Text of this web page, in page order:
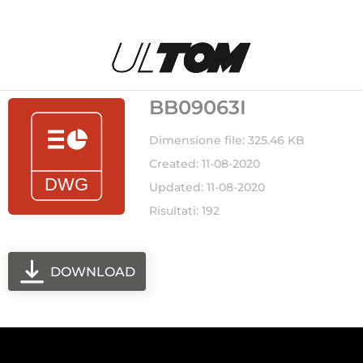
BB09063I
Dimensione file: 325.46 KB
Created: 11-08-2020
Updated: 11-08-2020
Risultati: 192
DOWNLOAD